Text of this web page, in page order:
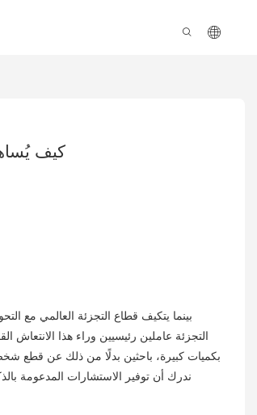
كيف
بينما يتكيف قطاع التجزئة العالمي مع
التجزئة عاملين رئيسيين وراء هذا الانتعاش
بكميات كبيرة، باحثين بدلًا من ذلك عن قطع